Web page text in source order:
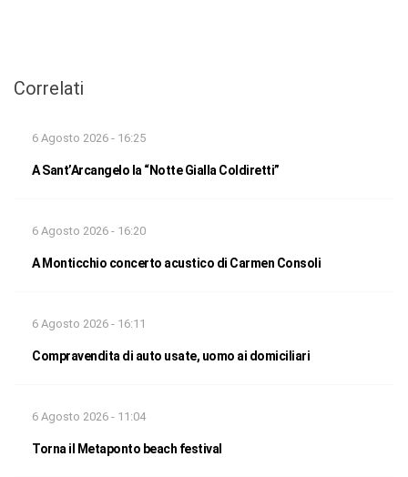
Correlati
6 Agosto 2026 - 16:25
A Sant’Arcangelo la “Notte Gialla Coldiretti”
6 Agosto 2026 - 16:20
A Monticchio concerto acustico di Carmen Consoli
6 Agosto 2026 - 16:11
Compravendita di auto usate, uomo ai domiciliari
6 Agosto 2026 - 11:04
Torna il Metaponto beach festival